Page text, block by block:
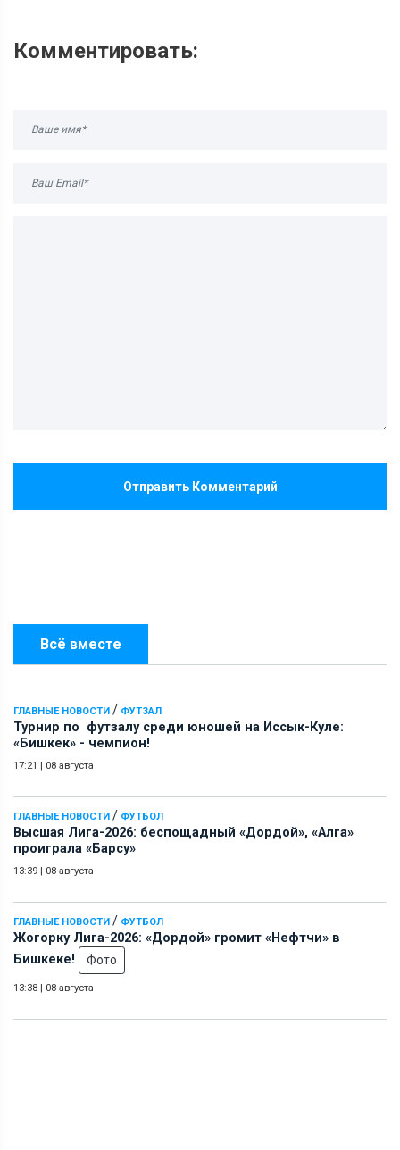
Всё вместе
ГЛАВНЫЕ НОВОСТИ / ФУТЗАЛ
Турнир по футзалу среди юношей на Иссык-Куле:
«Бишкек» - чемпион!
17:21 | 08 августа
ГЛАВНЫЕ НОВОСТИ / ФУТБОЛ
Высшая Лига-2026: беспощадный «Дордой», «Алга»
проиграла «Барсу»
13:39 | 08 августа
ГЛАВНЫЕ НОВОСТИ / ФУТБОЛ
Жогорку Лига-2026: «Дордой» громит «Нефтчи» в
Бишкеке!
Фото
13:38 | 08 августа
Комментировать:
Отправить Комментарий